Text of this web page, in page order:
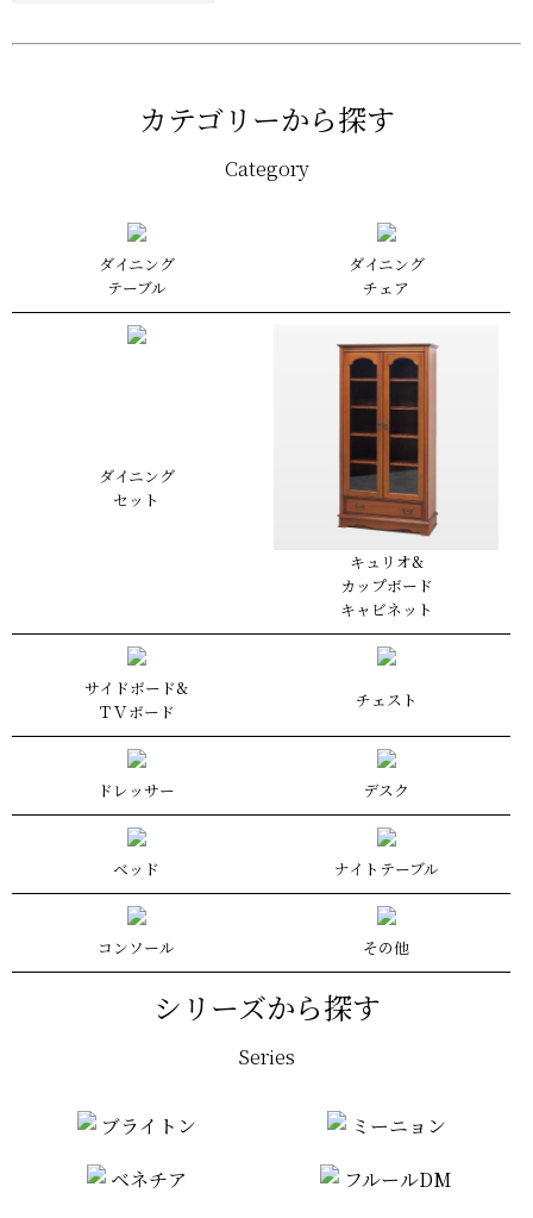
カテゴリーから探す
Category
ダイニング
テーブル
ダイニング
チェア
ダイニング
セット
キュリオ&
カップボード
キャビネット
サイドボード&
ＴＶボード
チェスト
ドレッサー デスク
ベッド ナイトテーブル
コンソール その他
シリーズから探す
Series
ブライトン
ミーニョン
ベネチア
フルールDM